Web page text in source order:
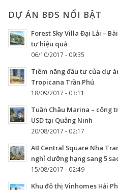
DỰ ÁN BĐS NỔI BẬT
Forest Sky Villa Đại Lải –
tư hiệu quả
06/10/2017 - 09:35
Tiềm năng đầu tư của dự
Tropicana Trần Phú
18/09/2017 - 03:11
Tuần Châu Marina – công
USD tại Quảng Ninh
20/08/2017 - 02:17
AB Central Square Nha
nghỉ dưỡng hạng sang 5
15/08/2017 - 02:49
Khu đô thị Vinhomes Hải